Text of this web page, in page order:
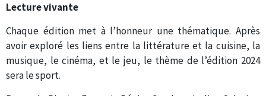
Lecture vivante
Chaque édition met à l’honneur une thématique. Après
avoir exploré les liens entre la littérature et la cuisine, la
musique, le cinéma, et le jeu, le thème de l’édition 2024
sera le sport.